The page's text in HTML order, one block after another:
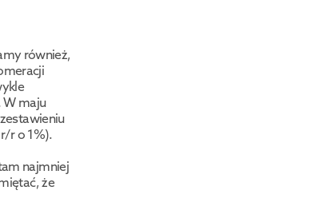
również,
W maju
r o 1%).
najmniej
że